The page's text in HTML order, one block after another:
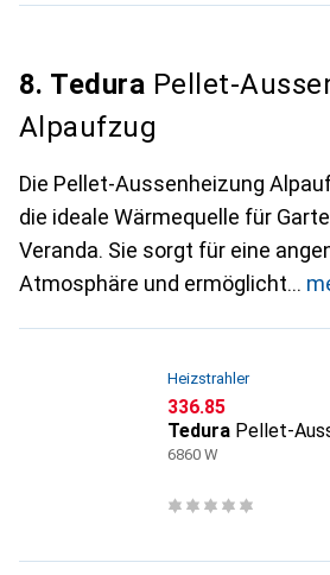
8. Tedura Pellet-
Alpaufzug
Die Pellet-Aussenheizung
die ideale Wärmequelle für
Veranda. Sie sorgt für eine
Atmosphäre und ermöglicht
Heizstrahler
CHF
336.85
Tedura Pellet-
6860 W